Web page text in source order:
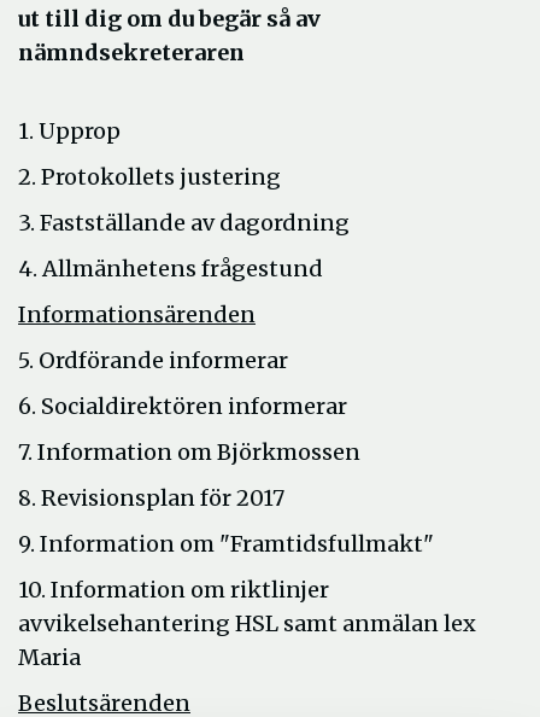
ut till dig om du begär så av
nämndsekreteraren
1. Upprop
2. Protokollets justering
3. Fastställande av dagordning
4. Allmänhetens frågestund
Informationsärenden
5. Ordförande informerar
6. Socialdirektören informerar
7. Information om Björkmossen
8. Revisionsplan för 2017
9. Information om "Framtidsfullmakt"
10. Information om riktlinjer
avvikelsehantering HSL samt anmälan lex
Maria
Beslutsärenden